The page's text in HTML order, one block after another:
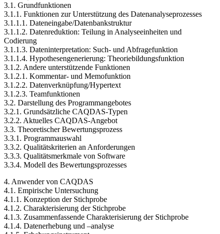
3. CAQDAS
3.1. Grundfunktionen
3.1.1. Funktionen zur Unterstützung des Datenanalyseprozesses
3.1.1.1. Dateneingabe/Datenbankstruktur
3.1.1.2. Datenreduktion: Teilung in Analyseeinheiten und
Codierung
3.1.1.3. Dateninterpretation: Such- und Abfragefunktion
3.1.1.4. Hypothesengenerierung: Theoriebildungsfunktion
3.1.2. Andere unterstützende Funktionen
3.1.2.1. Kommentar- und Memofunktion
3.1.2.2. Datenverknüpfung/Hypertext
3.1.2.3. Teamfunktionen
3.2. Darstellung des Programmangebotes
3.2.1. Grundsätzliche CAQDAS-Typen
3.2.2. Aktuelles CAQDAS-Angebot
3.3. Theoretischer Bewertungsprozess
3.3.1. Programmauswahl
3.3.2. Qualitätskriterien an Anforderungen
3.3.3. Qualitätsmerkmale von Software
4. Anwender von CAQDAS
4.1. Empirische Untersuchung
4.1.1. Konzeption der Stichprobe
4.1.2. Charakterisierung der Stichprobe
4.1.3. Zusammenfassende Charakterisierung der Stichprobe